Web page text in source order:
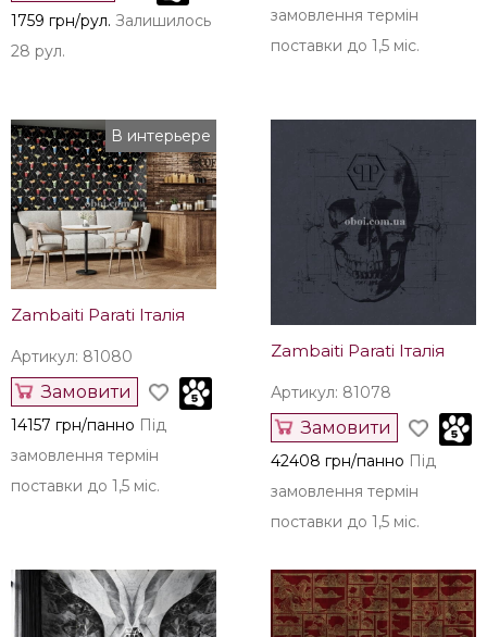
Erismann Німеччина
Артикул: 12276-47
Купити
1759 грн/рул. Залишилось
28 рул.
Замовити
14157 грн/панно Під
замовлення термін
поставки до 1,5 міс.
В интерьере
Артикул: 81080
Замовити
Zambaiti Parati Італія
Артикул: 81078